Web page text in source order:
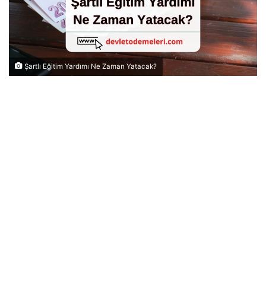
Şartlı Eğitim Yardımı Ne Zaman Yatacak?